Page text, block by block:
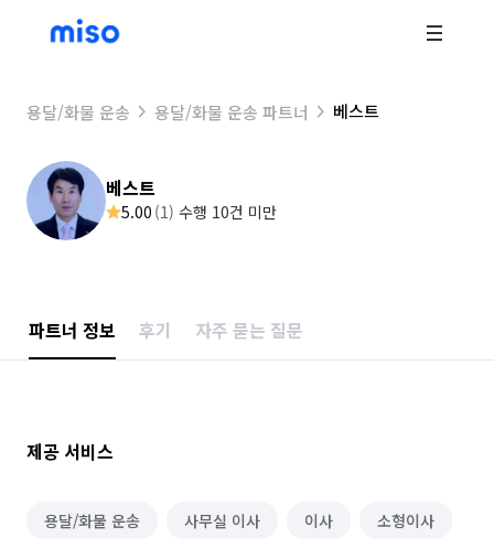
용달/화물 운송 용달/화물 운송 파트너 베스트
베스트
5.00 (1) 수행 10건 미만
파트너 정보 후기 자주 묻는 질문
제공 서비스
용달/화물 운송 사무실 이사 이사 소형이사